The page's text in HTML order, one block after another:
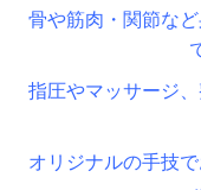
骨や筋肉・関節な
指圧やマッサージ
オリジナルの手技